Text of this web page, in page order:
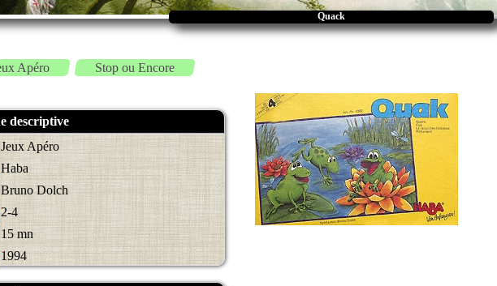
Quack
Apéro Stop ou Encore
descriptive
Jeux Apéro
Haba
Bruno Dolch
2-4
15 mn
1994